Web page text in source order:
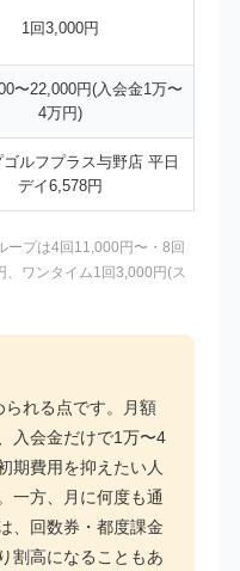
1回3,000円
〜22,000円(入会金1万〜
4万円)
ルフプラス与野店 平日
デイ6,578円
ープは4回11,000円〜・8回
ワンタイム1回3,000円(ス
れる点です。月額
入会金だけで1万〜4
期費用を抑えたい人
一方、月に何度も通
、回数券・都度課金
割高になることもあ